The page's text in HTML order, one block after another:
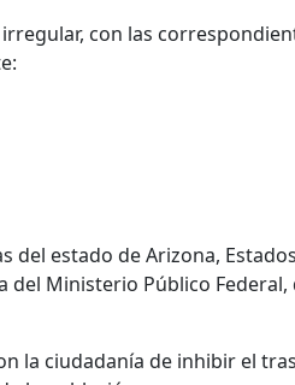
con las
del estado de Arizona,
Ministerio Público
la ciudadanía de inhibir el